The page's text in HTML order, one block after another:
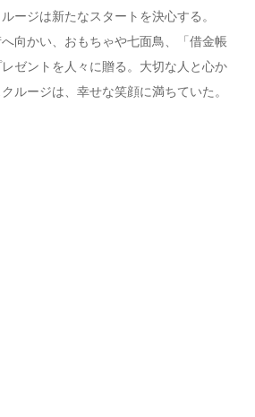
ージは新たなスタートを決心する。
向かい、おもちゃや七面鳥、「借金帳
ゼントを人々に贈る。大切な人と心か
ルージは、幸せな笑顔に満ちていた。